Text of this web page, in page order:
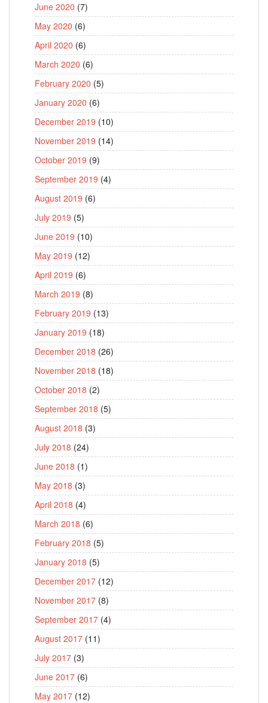
June 2020 (7)
May 2020 (6)
April 2020 (6)
March 2020 (6)
February 2020 (5)
January 2020 (6)
December 2019 (10)
November 2019 (14)
October 2019 (9)
September 2019 (4)
August 2019 (6)
July 2019 (5)
June 2019 (10)
May 2019 (12)
April 2019 (6)
March 2019 (8)
February 2019 (13)
January 2019 (18)
December 2018 (26)
November 2018 (18)
October 2018 (2)
September 2018 (5)
August 2018 (3)
July 2018 (24)
June 2018 (1)
May 2018 (3)
April 2018 (4)
March 2018 (6)
February 2018 (5)
January 2018 (5)
December 2017 (12)
November 2017 (8)
September 2017 (4)
August 2017 (11)
July 2017 (3)
June 2017 (6)
May 2017 (12)